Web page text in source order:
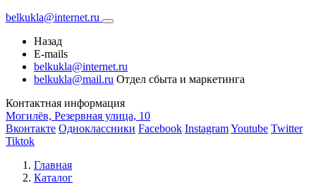
belkukla@internet.ru
Назад
E-mails
belkukla@internet.ru
belkukla@mail.ru Отдел сбыта и маркетинга
Контактная информация
Могилёв, Резервная улица, 10
Вконтакте Одноклассники Facebook InstagramYoutube Twitter
Tiktok
Главная
Каталог